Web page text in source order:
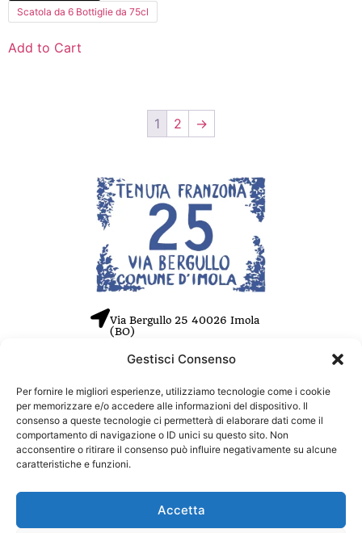
Gestisci Consenso
Per fornire le migliori esperienze, utilizziamo tecnologie come i cookie
per memorizzare e/o accedere alle informazioni del dispositivo. Il
consenso a queste tecnologie ci permetterà di elaborare dati come il
comportamento di navigazione o ID unici su questo sito. Non
acconsentire o ritirare il consenso può influire negativamente su alcune
caratteristiche e funzioni.
Accetta
Scatola da 6 Bottiglie da 75cl
Add to Cart
1 2 →
Via Bergullo 25 40026 Imola
(BO)
Tel. +39 0542 26550
info@tenutafranzona.com
P.IVA 03408831208
Cookie Policy (EU)
Condizioni di vendita